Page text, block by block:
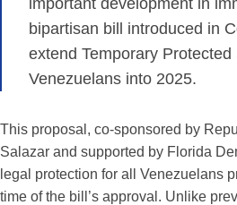
bipartisan bill introduced in
extend Temporary
Venezuelans into 2025.
This proposal, co-sponsored by
Salazar and supported by Florida
legal protection for all Venezuelans
time of the bill’s approval. Unlike